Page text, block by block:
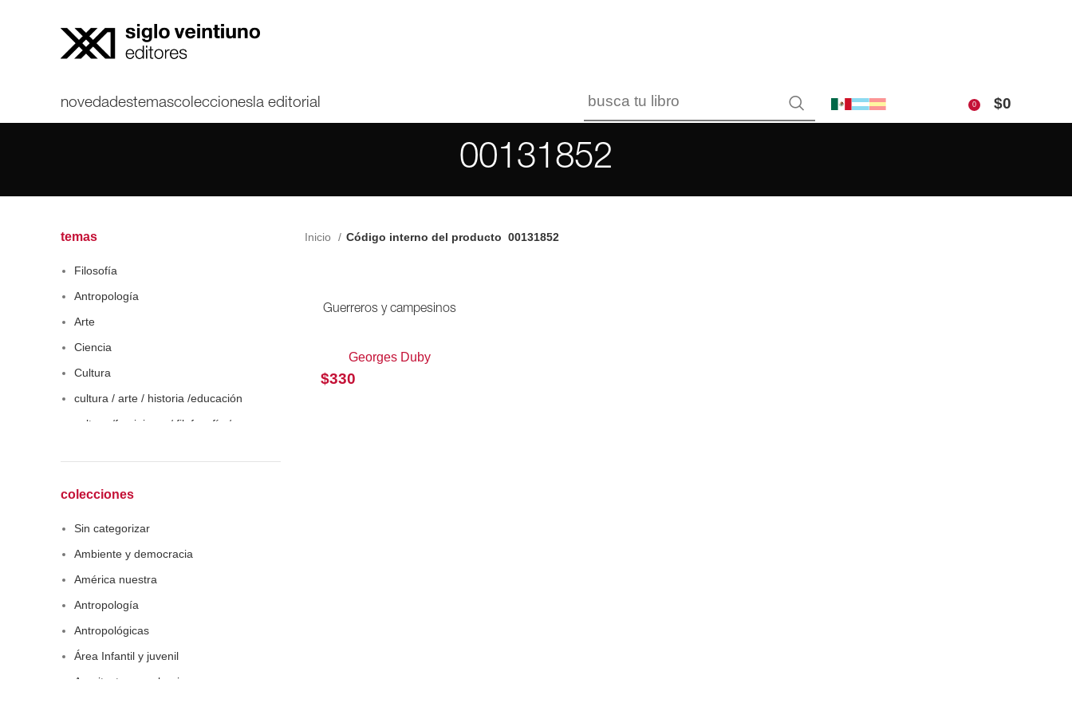
novedadestemascolecciones la editorial 0 $0
00131852
temas
Filosofía
Antropología
Arte
Ciencia
Cultura
cultura / arte / historia /educación
cultura /feminismo / filofosofía /
Economía
colecciones
Sin categorizar
Ambiente y democracia
América nuestra
Antropología
Antropológicas
Área Infantil y juvenil
Arquitectura y urbanismo
Inicio Código interno del producto 00131852
Guerreros y campesinos
Georges Duby
$330